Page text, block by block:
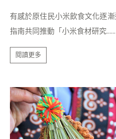
有感於原住民小米飲食文化逐
指南共同推動「小米食材研究......
閱讀更多